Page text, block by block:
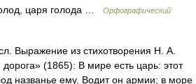
царя голода …
Орфографический
Выражение из стихотворения Н. А.
(1865): В мире есть царь: этот
названье ему. Водит он армии; в море